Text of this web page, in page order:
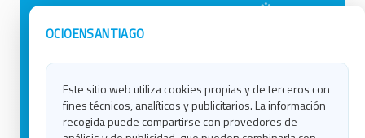
OCIOENSANTIAGO
Este sitio web utiliza cookies propias y de terceros con
fines técnicos, analíticos y publicitarios. La información
recogida puede compartirse con provedores de
Avisos Legales
Contacto
Política de Cookies
Ocio en Lugo
Ocio en Ourense
Ocio en Pontevedra